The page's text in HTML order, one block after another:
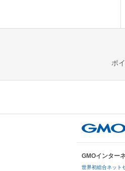
ポ
GMOインター
世界初総合ネット